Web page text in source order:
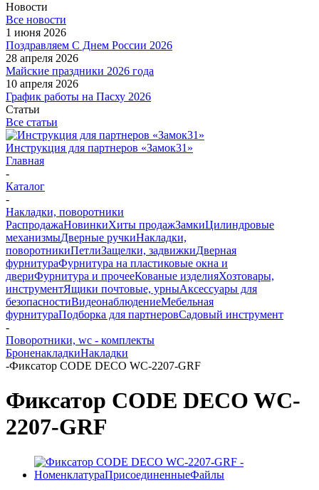
Новости
Все новости
1 июня 2026
Поздравляем С Днем России 2026
28 апреля 2026
Майские праздники 2026 года
10 апреля 2026
График работы на Пасху 2026
Статьи
Все статьи
Инструкция для партнеров «Замок31»
Главная
-
Каталог
-
Накладки, поворотники
РаспродажаНовинкиХиты продажЗамкиЦилиндровые
механизмыДверные ручкиНакладки,
поворотникиПетлиЗащелки, задвижкиДверная
фурнитураФурнитура на пластиковые окна и
двериФурнитура и прочееКованые изделияХозтовары,
инструментЯщики почтовые, урныАксессуары для
безопасностиВидеонаблюдениеМебельная
фурнитураПодборка для партнеровСадовый инструмент
-
Поворотники, wc - комплекты
БроненакладкиНакладки
-Фиксатор CODE DECO WC-2207-GRF
Фиксатор CODE DECO WC-
2207-GRF